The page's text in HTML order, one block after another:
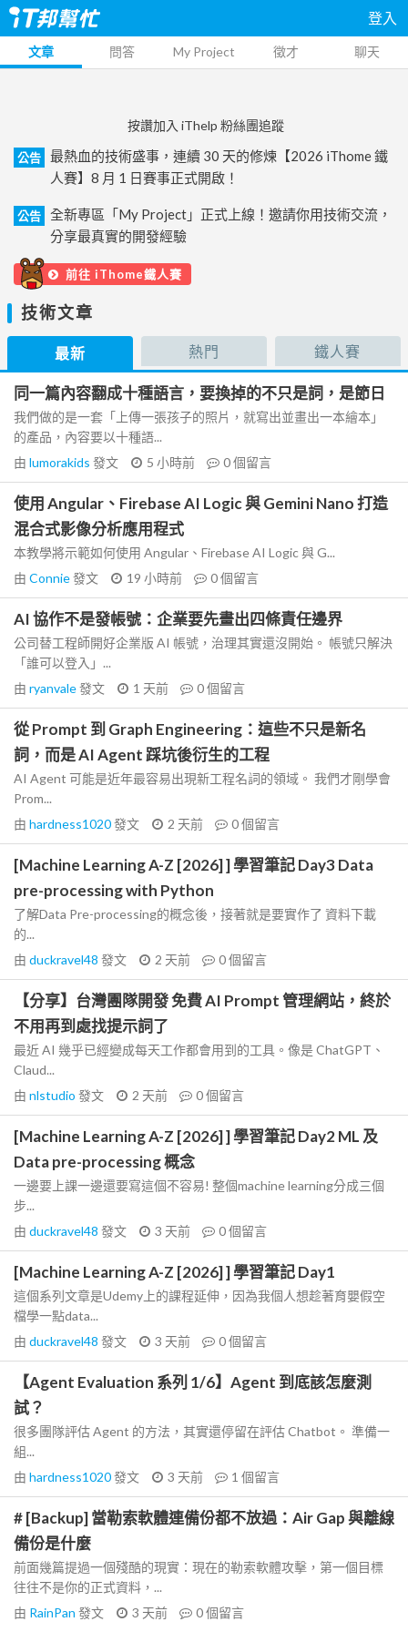
登入
文章 問答 My Project 徵才 聊天
按讚加入 iThelp 粉絲團追蹤
公告
最熱血的技術盛事，連續 30 天的修煉【2026 iThome 鐵
人賽】8 月 1 日賽事正式開啟！
公告
全新專區「My Project」正式上線！邀請你用技術交流，
分享最真實的開發經驗
前往 iThome鐵人賽
技術文章
最新 熱門 鐵人賽
同一篇內容翻成十種語言，要換掉的不只是詞，是節日
我們做的是一套「上傳一張孩子的照片，就寫出並畫出一本繪本」
的產品，內容要以十種語...
由 lumorakids 發文 5 小時前 0個留言
使用 Angular、Firebase AI Logic 與 Gemini Nano 打造
混合式影像分析應用程式
本教學將示範如何使用 Angular、Firebase AI Logic 與 G...
由 Connie發文 19 小時前 0個留言
AI 協作不是發帳號：企業要先畫出四條責任邊界
公司替工程師開好企業版 AI 帳號，治理其實還沒開始。 帳號只解決
「誰可以登入」...
由 ryanvale發文 1 天前 0個留言
從 Prompt 到 Graph Engineering：這些不只是新名
詞，而是 AI Agent 踩坑後衍生的工程
AI Agent 可能是近年最容易出現新工程名詞的領域。 我們才剛學會
Prom...
由 hardness1020發文 2 天前 0個留言
[Machine Learning A-Z [2026] ] 學習筆記 Day3 Data
pre-processing with Python
了解Data Pre-processing的概念後，接著就是要實作了 資料下載
的...
由 duckravel48 發文 2 天前 0個留言
【分享】台灣團隊開發 免費 AI Prompt 管理網站，終於
不用再到處找提示詞了
最近 AI 幾乎已經變成每天工作都會用到的工具。像是 ChatGPT、
Claud...
由 nlstudio 發文 2 天前 0個留言
[Machine Learning A-Z [2026] ] 學習筆記 Day2 ML 及
Data pre-processing 概念
一邊要上課一邊還要寫這個不容易! 整個machine learning分成三個
步...
由 duckravel48 發文 3 天前 0個留言
[Machine Learning A-Z [2026] ] 學習筆記 Day1
這個系列文章是Udemy上的課程延伸，因為我個人想趁著育嬰假空
檔學一點data...
由 duckravel48 發文 3 天前 0個留言
【Agent Evaluation 系列 1/6】Agent 到底該怎麼測
試？
很多團隊評估 Agent 的方法，其實還停留在評估 Chatbot。 準備一
組...
由 hardness1020發文 3 天前 1 個留言
# [Backup] 當勒索軟體連備份都不放過：Air Gap 與離線
備份是什麼
前面幾篇提過一個殘酷的現實：現在的勒索軟體攻擊，第一個目標
往往不是你的正式資料，...
由 RainPan 發文 3 天前 0個留言